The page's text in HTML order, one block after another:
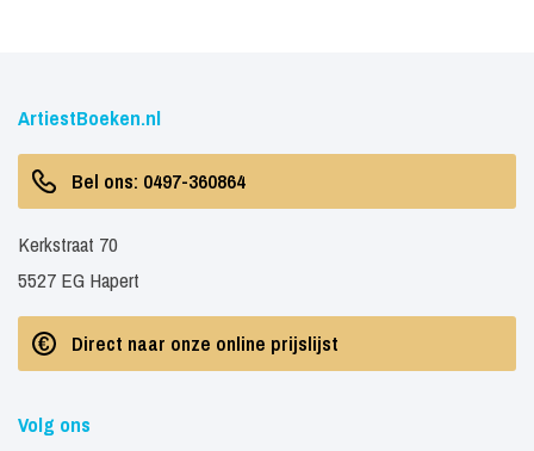
ArtiestBoeken.nl
Bel ons: 0497-360864
Kerkstraat 70
5527 EG Hapert
Direct naar onze online prijslijst
Volg ons